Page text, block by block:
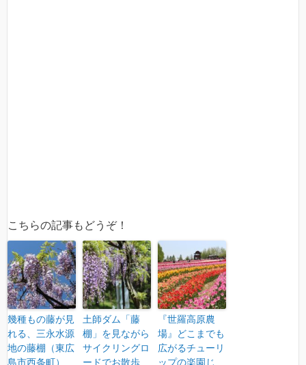
こちらの記事もどうぞ！
幾種もの藤が見
れる、三永水源
地の藤棚（東広
島市西条町）
土師ダム「藤
棚」を見ながら
サイクリングロ
ードでお散歩
『世羅高原農
場』どこまでも
広がるチューリ
ップの楽園じ